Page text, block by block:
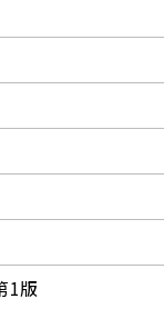
1版